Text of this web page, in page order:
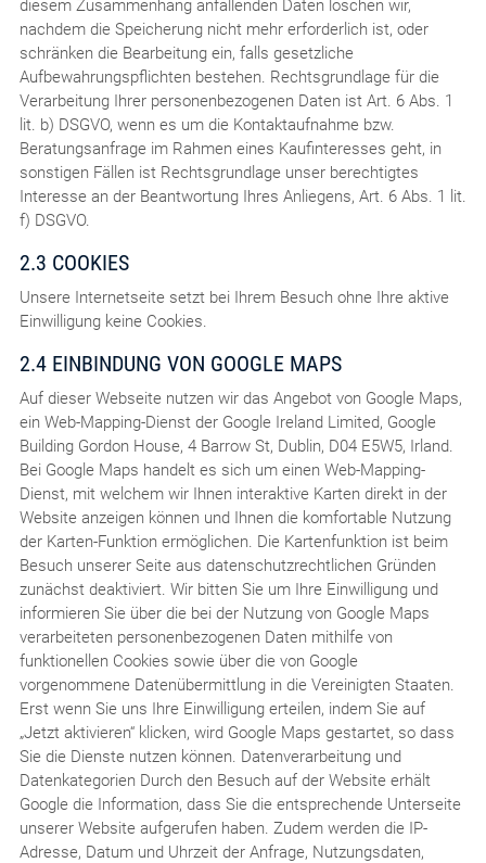
diesem Zusammenhang anfallenden Daten löschen wir,
nachdem die Speicherung nicht mehr erforderlich ist, oder
schränken die Bearbeitung ein, falls gesetzliche
Aufbewahrungspflichten bestehen. Rechtsgrundlage für die
Verarbeitung Ihrer personenbezogenen Daten ist Art. 6 Abs. 1
lit. b) DSGVO, wenn es um die Kontaktaufnahme bzw.
Beratungsanfrage im Rahmen eines Kaufinteresses geht, in
sonstigen Fällen ist Rechtsgrundlage unser berechtigtes
Interesse an der Beantwortung Ihres Anliegens, Art. 6 Abs. 1 lit.
f) DSGVO.
2.3 COOKIES
Unsere Internetseite setzt bei Ihrem Besuch ohne Ihre aktive
Einwilligung keine Cookies.
2.4 EINBINDUNG VON GOOGLE MAPS
Auf dieser Webseite nutzen wir das Angebot von Google Maps,
ein Web-Mapping-Dienst der Google Ireland Limited, Google
Building Gordon House, 4 Barrow St, Dublin, D04 E5W5, Irland.
Bei Google Maps handelt es sich um einen Web-Mapping-
Dienst, mit welchem wir Ihnen interaktive Karten direkt in der
Website anzeigen können und Ihnen die komfortable Nutzung
der Karten-Funktion ermöglichen. Die Kartenfunktion ist beim
Besuch unserer Seite aus datenschutzrechtlichen Gründen
zunächst deaktiviert. Wir bitten Sie um Ihre Einwilligung und
informieren Sie über die bei der Nutzung von Google Maps
verarbeiteten personenbezogenen Daten mithilfe von
funktionellen Cookies sowie über die von Google
vorgenommene Datenübermittlung in die Vereinigten Staaten.
Erst wenn Sie uns Ihre Einwilligung erteilen, indem Sie auf
„Jetzt aktivieren“ klicken, wird Google Maps gestartet, so dass
Sie die Dienste nutzen können. Datenverarbeitung und
Datenkategorien Durch den Besuch auf der Website erhält
Google die Information, dass Sie die entsprechende Unterseite
unserer Website aufgerufen haben. Zudem werden die IP-
Adresse, Datum und Uhrzeit der Anfrage, Nutzungsdaten,